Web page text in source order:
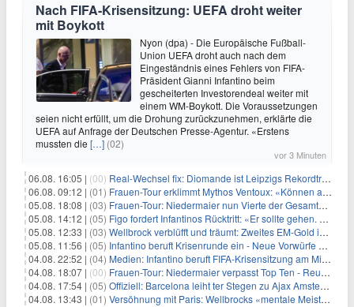
Nach FIFA-Krisensitzung: UEFA droht weiter
mit Boykott
Nyon (dpa) - Die Europäische Fußball-
Union UEFA droht auch nach dem
Eingeständnis eines Fehlers von FIFA-
Präsident Gianni Infantino beim
gescheiterten Investorendeal weiter mit
einem WM-Boykott. Die Voraussetzungen
seien nicht erfüllt, um die Drohung zurückzunehmen, erklärte die
UEFA auf Anfrage der Deutschen Presse-Agentur. «Erstens
mussten die […] (02)
vor 3 Minuten
06.08. 16:05 | (00) Real-Wechsel fix: Diomande ist Leipzigs Rekordtransfer
06.08. 09:12 | (01) Frauen-Tour erklimmt Mythos Ventoux: «Können alles schaffen»
05.08. 18:08 | (03) Frauen-Tour: Niedermaier nun Vierte der Gesamtwertung
05.08. 14:12 | (05) Figo fordert Infantinos Rücktritt: «Er sollte gehen. Jetzt»
05.08. 12:33 | (03) Wellbrock verblüfft und träumt: Zweites EM-Gold in Paris
05.08. 11:56 | (05) Infantino beruft Krisenrunde ein - Neue Vorwürfe gegen FIFA
04.08. 22:52 | (04) Medien: Infantino beruft FIFA-Krisensitzung am Mittwoch ein
04.08. 18:07 | (00) Frauen-Tour: Niedermaier verpasst Top Ten - Reusser siegt
04.08. 17:54 | (05) Offiziell: Barcelona leiht ter Stegen zu Ajax Amsterdam aus
04.08. 13:43 | (01) Versöhnung mit Paris: Wellbrocks «mentale Meisterleistung»